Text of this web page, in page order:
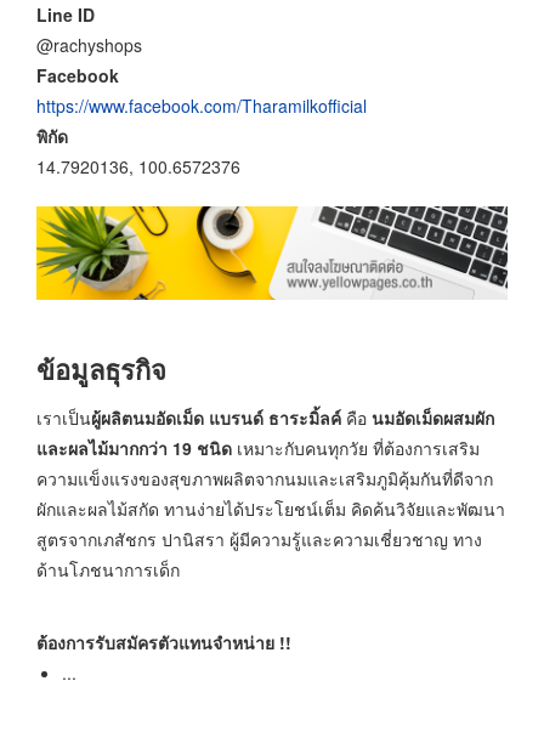
Line ID
@rachyshops
Facebook
https://www.facebook.com/Tharamilkofficial
พิกัด
14.7920136, 100.6572376
ข้อมูลธุรกิจ
เราเป็นผู้ผลิตนมอัดเม็ด แบรนด์ ธาระมิ้ลค์ คือ นมอัดเม็ดผสมผัก
และผลไม้มากกว่า 19 ชนิด เหมาะกับคนทุกวัย ที่ต้องการเสริม
ความแข็งแรงของสุขภาพผลิตจากนมและเสริมภูมิคุ้มกันที่ดีจาก
ผักและผลไม้สกัด ทานง่ายได้ประโยชน์เต็ม คิดค้นวิจัยและพัฒนา
สูตรจากเภสัชกร ปานิสรา ผู้มีความรู้และความเชี่ยวชาญ ทาง
ด้านโภชนาการเด็ก
ต้องการรับสมัครตัวแทนจำหน่าย !!
...